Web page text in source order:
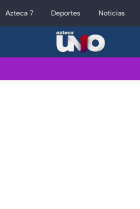
Azteca 7 Deportes Noticias